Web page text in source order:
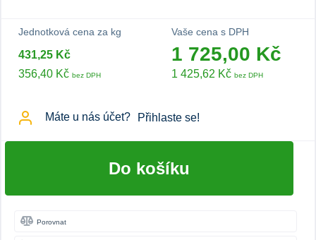
Jednotková cena za kg
431,25 Kč
356,40 Kč bez DPH
Vaše cena s DPH
1 725,00 Kč
1 425,62 Kč bez DPH
Máte u nás účet? Přihlaste se!
Do košíku
Porovnat